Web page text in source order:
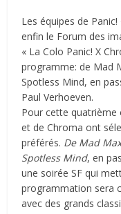
Les équipes de
enfin le Forum des
« La Colo Panic! X
programme: de Mad
Spotless Mind, en
Paul Verhoeven.
Pour cette quatrième
et de Chroma ont
préférés. De Mad
Spotless Mind, en
une soirée SF qui
programmation sera
avec des grands